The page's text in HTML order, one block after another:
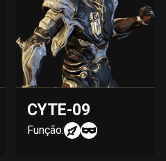
CYTE-09
Função: